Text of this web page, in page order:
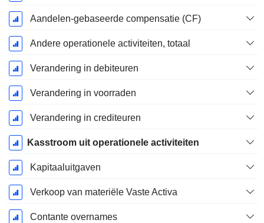
Aandelen-gebaseerde compensatie (CF)
Andere operationele activiteiten, totaal
Verandering in debiteuren
Verandering in voorraden
Verandering in crediteuren
Kasstroom uit operationele activiteiten
Kapitaaluitgaven
Verkoop van materiële Vaste Activa
Contante overnames